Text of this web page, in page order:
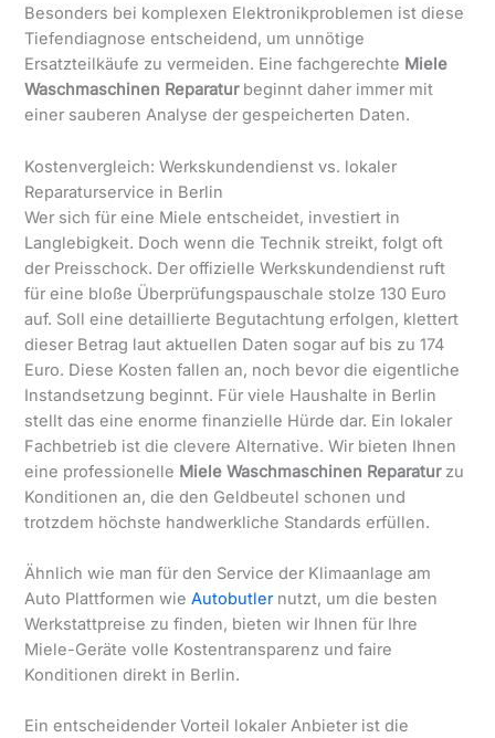
Besonders bei komplexen Elektronikproblemen ist diese
Tiefendiagnose entscheidend, um unnötige
Ersatzteilkäufe zu vermeiden. Eine fachgerechte Miele
Waschmaschinen Reparaturbeginnt daher immer mit
einer sauberen Analyse der gespeicherten Daten.
Kostenvergleich: Werkskundendienst vs. lokaler
Reparaturservice in Berlin
Wer sich für eine Miele entscheidet, investiert in
Langlebigkeit. Doch wenn die Technik streikt, folgt oft
der Preisschock. Der offizielle Werkskundendienst ruft
für eine bloße Überprüfungspauschale stolze 130 Euro
auf. Soll eine detaillierte Begutachtung erfolgen, klettert
dieser Betrag laut aktuellen Daten sogar auf bis zu 174
Euro. Diese Kosten fallen an, noch bevor die eigentliche
Instandsetzung beginnt. Für viele Haushalte in Berlin
stellt das eine enorme finanzielle Hürde dar. Ein lokaler
Fachbetrieb ist die clevere Alternative. Wir bieten Ihnen
eine professionelle Miele Waschmaschinen Reparaturzu
Konditionen an, die den Geldbeutel schonen und
trotzdem höchste handwerkliche Standards erfüllen.
Ähnlich wie man für den Service der Klimaanlage am
Auto Plattformen wieAutobutlernutzt, um die besten
Werkstattpreise zu finden, bieten wir Ihnen für Ihre
Miele-Geräte volle Kostentransparenz und faire
Konditionen direkt in Berlin.
Ein entscheidender Vorteil lokaler Anbieter ist die